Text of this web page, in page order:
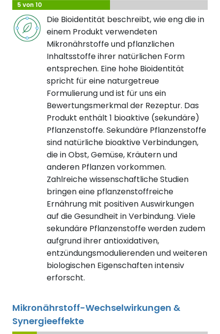
5 von 10
Die Bioidentität beschreibt, wie eng die in
einem Produkt verwendeten
Mikronährstoffe und pflanzlichen
Inhaltsstoffe ihrer natürlichen Form
entsprechen. Eine hohe Bioidentität
spricht für eine naturgetreue
Formulierung und ist für uns ein
Bewertungsmerkmal der Rezeptur. Das
Produkt enthält 1 bioaktive (sekundäre)
Pflanzenstoffe. Sekundäre Pflanzenstoffe
sind natürliche bioaktive Verbindungen,
die in Obst, Gemüse, Kräutern und
anderen Pflanzen vorkommen.
Zahlreiche wissenschaftliche Studien
bringen eine pflanzenstoffreiche
Ernährung mit positiven Auswirkungen
auf die Gesundheit in Verbindung. Viele
sekundäre Pflanzenstoffe werden zudem
aufgrund ihrer antioxidativen,
entzündungsmodulierenden und weiteren
biologischen Eigenschaften intensiv
erforscht.
Mikronährstoff-Wechselwirkungen &
Synergieeffekte